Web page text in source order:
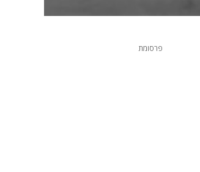
פרסומת